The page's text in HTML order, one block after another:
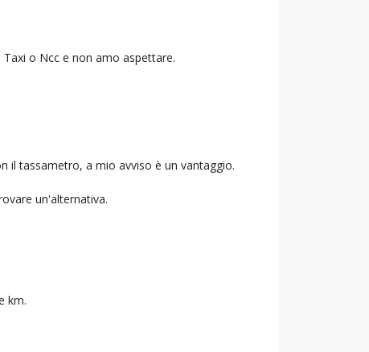
o Ncc e non amo aspettare.
il tassametro, a mio avviso è un vantaggio.
un'alternativa.
km.